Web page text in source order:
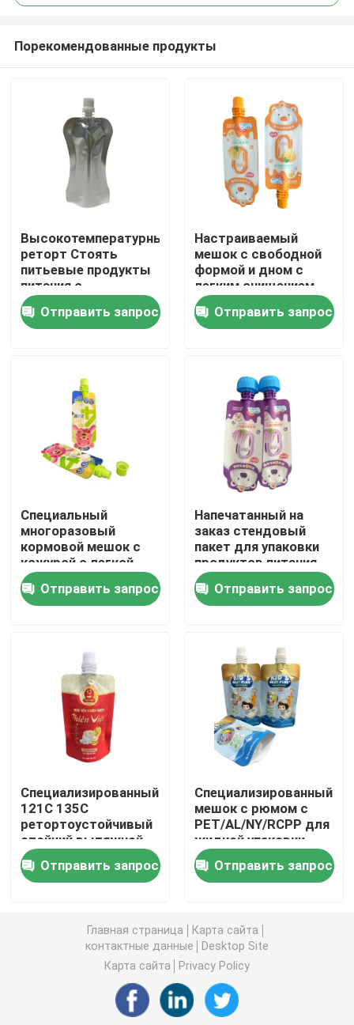
Продукты
О нас
Проверка качества
Свяжитесь мы
Новости
Случаи
Мешочек для упаковки носика
Пакет для упаковки кофе
Прокатанный упаковывая Rolls
Пакеты с плоским дном
Сумка в упаковке жидкости коробки
Мешки корма для домашних животных упаковывая
Бумажные упаковочные пакеты
Порекомендованные продукты
Высокотемпературный
реторт Стоять
питьевые продукты
питания с
вместимостью 30
Г-1 кг на заказ
Отправить запрос
Настраиваемый
мешок с свободной
формой и дном с
легким очищением
Отправить запрос
Специальный
многоразовый
кормовой мешок с
кожурой с легкой
уплотнением и
детской крышкой
Отправить запрос
Напечатанный на
заказ стендовый
пакет для упаковки
продуктов питания
от 10 г до 1 кг
Отправить запрос
Специализированный
121C 135C
ретортоустойчивый
стойкий вытяжной
мешок для жидкой
пищиОтправить запрос
Специализированный
мешок с рюмом с
PET/AL/NY/RCPP для
жидкой упаковки
Отправить запрос
Главная страница
Карта сайта
контактные данные
Desktop Site
Карта сайта
Privacy Policy